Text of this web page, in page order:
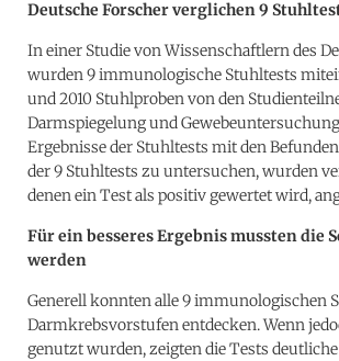
Deutsche Forscher verglichen 9
In einer Studie von Wissenschaftlern des
wurden 9 immunologische Stuhltests
und 2010 Stuhlproben von den
Darmspiegelung und
Ergebnisse der Stuhltests mit den
der 9 Stuhltests zu untersuchen, wurden
denen ein Test als positiv gewertet wird,
Für ein besseres Ergebnis mussten die
werden
Generell konnten alle 9
Darmkrebsvorstufen entdecken. Wenn
genutzt wurden, zeigten die Tests